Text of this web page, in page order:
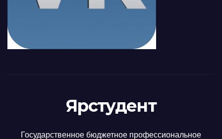
Ярстудент
Государственное бюджетное профессиональное